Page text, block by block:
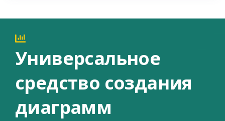
Универсальное
средство создания
диаграмм